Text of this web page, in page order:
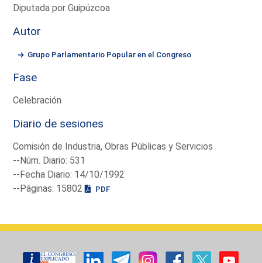
Diputada por Guipúzcoa
Autor
Grupo Parlamentario Popular en el Congreso
Fase
Celebración
Diario de sesiones
Comisión de Industria, Obras Públicas y Servicios
--Núm. Diario: 531
--Fecha Diario: 14/10/1992
--Páginas: 15802
PDF